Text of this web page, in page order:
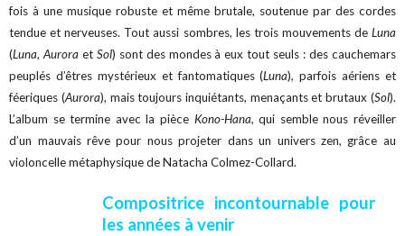
fois à une musique robuste et même brutale, soutenue par des cordes
tendue et nerveuses. Tout aussi sombres, les trois mouvements de Luna
(Luna,Aurora et Sol) sont des mondes à eux tout seuls : des cauchemars
peuplés d’êtres mystérieux et fantomatiques (Luna), parfois aériens et
féeriques (Aurora), mais toujours inquiétants, menaçants et brutaux (Sol).
L’album se termine avec la pièce Kono-Hana, qui semble nous réveiller
d’un mauvais rêve pour nous projeter dans un univers zen, grâce au
violoncelle métaphysique de Natacha Colmez-Collard.
Compositrice incontournable pour
les années à venir